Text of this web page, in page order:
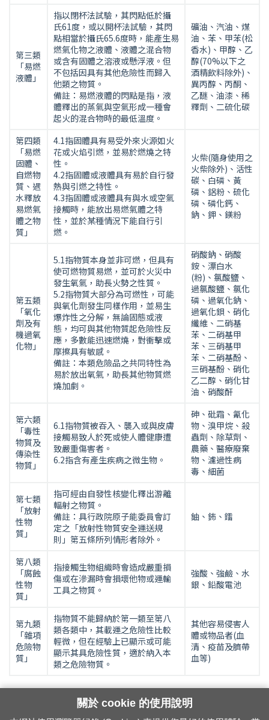
第三類
「易燃
液體」
指以閉杯法試驗，其閃點低於攝
氏61度，或以開杯法試驗，其閃
點相當於攝氏65.6度時，能產生易
燃氣化物之液體、液體之混合物
或含有固體之溶液或懸浮液。但
不包括因具有其他危險性而歸入
他類之物質。
備註：易燃液體的閃點是指，液
體釋出的蒸氣與空氣形成一種會
起火的混合物時的最低溫度。
礦油、汽油、煤
油、苯、甲苯(松
香水)、甲醇、乙
醇(70%以下之
酒精飲料除外)、
異丙醇、丙酮、
乙醚、油漆、稀
釋劑、二硫化碳
第四類
「易燃
固體、
自燃物
質、遇
水釋放
易燃氣
體之物
質」
4.1指固體具有易受外來火源如火
花或火焰引燃，並易於燃燒之特
性。
4.2指固體或液體具有易於自行發
熱與引燃之特性。
4.3指固體或液體具有與水或空氣
接觸時，能放出易燃氣體之特
性，並於某種情況下能自行引
燃。
火柴(隨身使用之
火柴除外)、活性
碳、白磷、黃
磷、鋁粉、硫化
磷、磷化鈣、
鈉、鉀、鎂粉
第五類
「氧化
劑及有
機過氧
化物」
5.1指物質本身並非可燃，但具有
使可燃物質易燃，並可於火災中
發生氧氣，助長火勢之性質。
5.2指物質大部分為可燃性，可能
與氧化劑發生同樣作用，並易生
爆炸性之分解，無論固態或液
態，均可與其他物質起危險性反
應，多數能迅速燃燒，對衝擊或
摩擦具有敏感。
備註：本類危險品之共同特性為
易於放出氧氣，助長其他物質燃
燒加劇。
硝酸鈉、硝酸
銨、漂白水
(粉)、氯酸鹽、
過氯酸鹽、氯化
磷、過氧化鈉、
過氧化鋇、硝化
纖維、二硝基
苯、二硝基甲
苯、三硝基甲
苯、二硝基酚、
三硝基酚、硝化
乙二醇、硝化甘
油、硝酸酐
第六類
「毒性
物質及
傳染性
物質」
6.1指物質被吞入、襲入或與皮膚
接觸易致人於死或使人體健康遭
致嚴重傷害者。
6.2指含有產生疾病之微生物。
砷、砒霜、氰化
物、溴甲烷、殺
蟲劑、除草劑、
農藥、醫療廢棄
物、濾過性病
毒、細菌
第七類
「放射
性物
質」
指可經由自發性核變化釋出游離
輻射之物質。
備註：具行政院原子能委員會訂
定之「放射性物質安全運送規
則」第五條所列情形者除外。
鈾、鈽、鐳
第八類
「腐蝕
性物
質」
指接觸生物組織時會造成嚴重損
傷或在滲漏時會損壞他物或運輸
工具之物質。
強酸、強鹼、水
銀、鉛酸電池
第九類
「雜項
危險物
質」
指物質不能歸納於第一類至第八
類各類中，其載運之危險性比較
輕微，但在經驗上已顯示或可能
顯示其具危險性質，適於納入本
類之危險物質。
其他容易侵害人
體或物品者(血
清、疫苗及臍帶
血等)
關於 cookie 的使用說明